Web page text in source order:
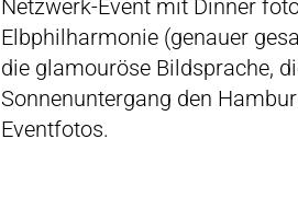
Netzwerk-Event mit Dinner
Elbphilharmonie (genauer
die glamouröse Bildsprache,
Sonnenuntergang den
Eventfotos.